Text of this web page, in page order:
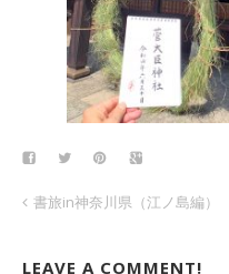
書旅in神奈川県（江ノ島編）
LEAVE A COMMENT!